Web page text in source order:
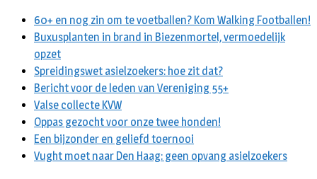
60+ en nog zin om te voetballen? Kom Walking Footballen!
Buxusplanten in brand in Biezenmortel, vermoedelijk
opzet
Spreidingswet asielzoekers: hoe zit dat?
Bericht voor de leden van Vereniging 55+
Valse collecte KVW
Oppas gezocht voor onze twee honden!
Een bijzonder en geliefd toernooi
Vught moet naar Den Haag: geen opvang asielzoekers